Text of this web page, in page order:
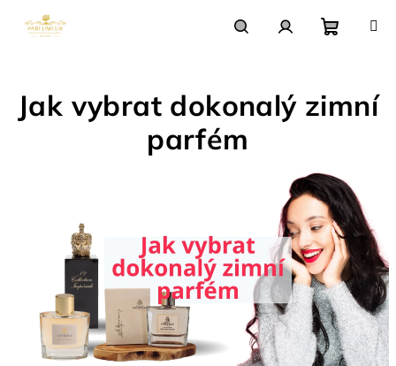
košík
Jak vybrat dokonalý zimní
parfém